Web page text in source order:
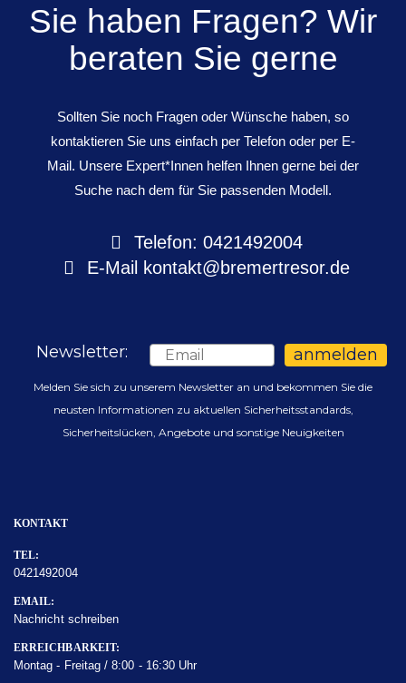
Sie haben Fragen? Wir
beraten Sie gerne
Sollten Sie noch Fragen oder Wünsche haben, so
kontaktieren Sie uns einfach per Telefon oder per E-
Mail. Unsere Expert*Innen helfen Ihnen gerne bei der
Suche nach dem für Sie passenden Modell.
Telefon: 0421492004
E-Mail kontakt@bremertresor.de
Newsletter: Email anmelden
Melden Sie sich zu unserem Newsletter an und bekommen Sie die
neusten Informationen zu aktuellen Sicherheitsstandards,
Sicherheitslücken, Angebote und sonstige Neuigkeiten
KONTAKT
TEL:
0421492004
EMAIL:
Nachricht schreiben
ERREICHBARKEIT:
Montag - Freitag / 8:00 - 16:30 Uhr